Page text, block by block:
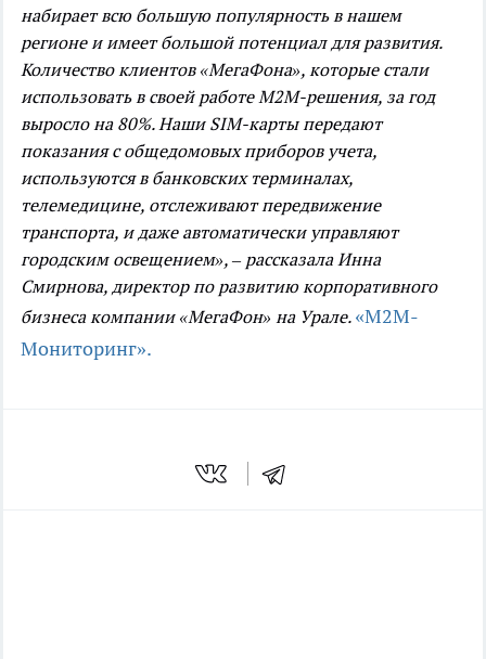
набирает всю большую популярность в нашем
регионе и имеет большой потенциал для развития.
Количество клиентов «МегаФона», которые стали
использовать в своей работе M2M-решения, за год
выросло на 80%. Наши SIM-карты передают
показания с общедомовых приборов учета,
используются в банковских терминалах,
телемедицине, отслеживают передвижение
транспорта, и даже автоматически управляют
городским освещением», – рассказала Инна
Смирнова, директор по развитию корпоративного
бизнеса компании «МегаФон» на Урале. «M2M-
Мониторинг».